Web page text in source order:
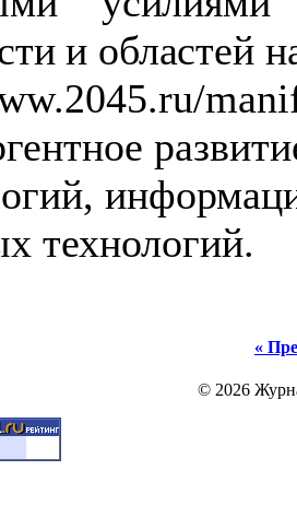
и областей
технологий.
«
© 2026